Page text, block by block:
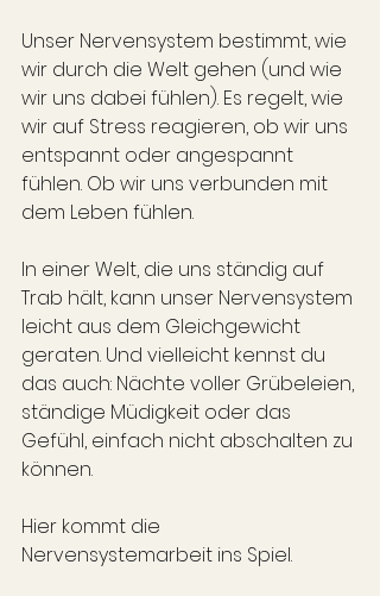
Unser Nervensystem bestimmt, wie
wir durch die Welt gehen (und wie
wir uns dabei fühlen). Es regelt, wie
wir auf Stress reagieren, ob wir uns
entspannt oder angespannt
fühlen. Ob wir uns verbunden mit
dem Leben fühlen.
In einer Welt, die uns ständig auf
Trab hält, kann unser Nervensystem
leicht aus dem Gleichgewicht
geraten. Und vielleicht kennst du
das auch: Nächte voller Grübeleien,
ständige Müdigkeit oder das
Gefühl, einfach nicht abschalten zu
können.
Hier kommt die
Nervensystemarbeit ins Spiel.